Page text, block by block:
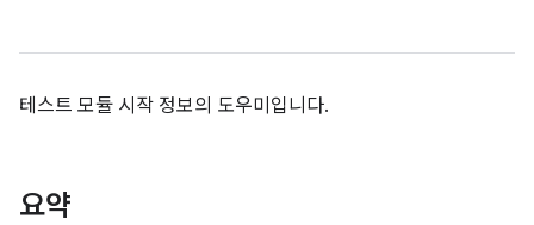
테스트 모듈 시작 정보의 도우미입니다.
요약